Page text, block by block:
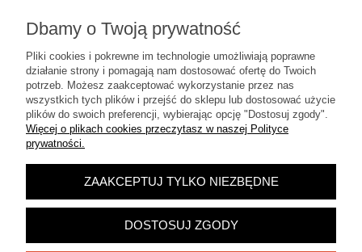
POKAŻ PEŁNĄ WERSJĘ STRONY
Sklep internetowy Shoper.pl
Dbamy o Twoją prywatność
Pliki cookies i pokrewne im technologie umożliwiają poprawne
działanie strony i pomagają nam dostosować ofertę do Twoich
potrzeb. Możesz zaakceptować wykorzystanie przez nas
wszystkich tych plików i przejść do sklepu lub dostosować użycie
plików do swoich preferencji, wybierając opcję "Dostosuj zgody".
Więcej o plikach cookies przeczytasz w naszej Polityce
prywatności.
ZAAKCEPTUJ TYLKO NIEZBĘDNE
DOSTOSUJ ZGODY